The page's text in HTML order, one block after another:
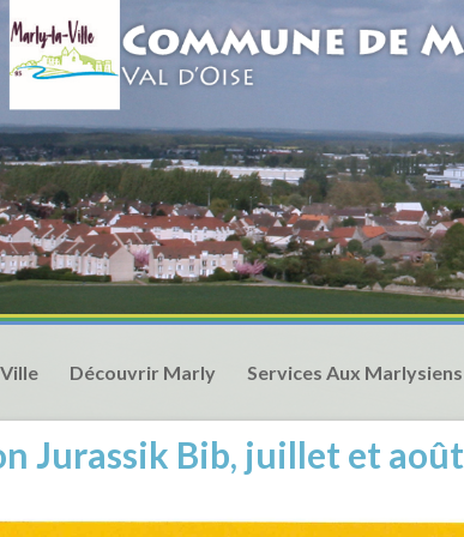
Découvrir Marly Services Aux Marlysiens
Jurassik Bib, juillet et août